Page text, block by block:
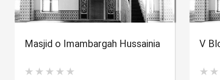
Masjid o Imambargah Hussainia V